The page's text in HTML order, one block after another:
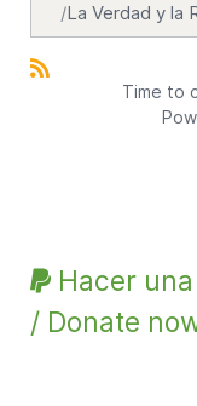
La Verdad y la
Time to
Hacer
/ Donate